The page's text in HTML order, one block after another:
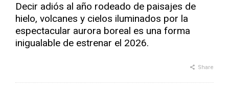
Decir adiós al año rodeado de paisajes de
hielo, volcanes y cielos iluminados por la
espectacular aurora boreal es una forma
inigualable de estrenar el 2026.
Share